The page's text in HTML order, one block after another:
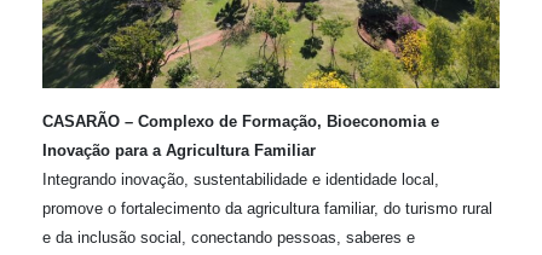
CASARÃO – Complexo de Formação, Bioeconomia e
Inovação para a Agricultura Familiar
Integrando inovação, sustentabilidade e identidade local,
promove o fortalecimento da agricultura familiar, do turismo rural
e da inclusão social, conectando pessoas, saberes e